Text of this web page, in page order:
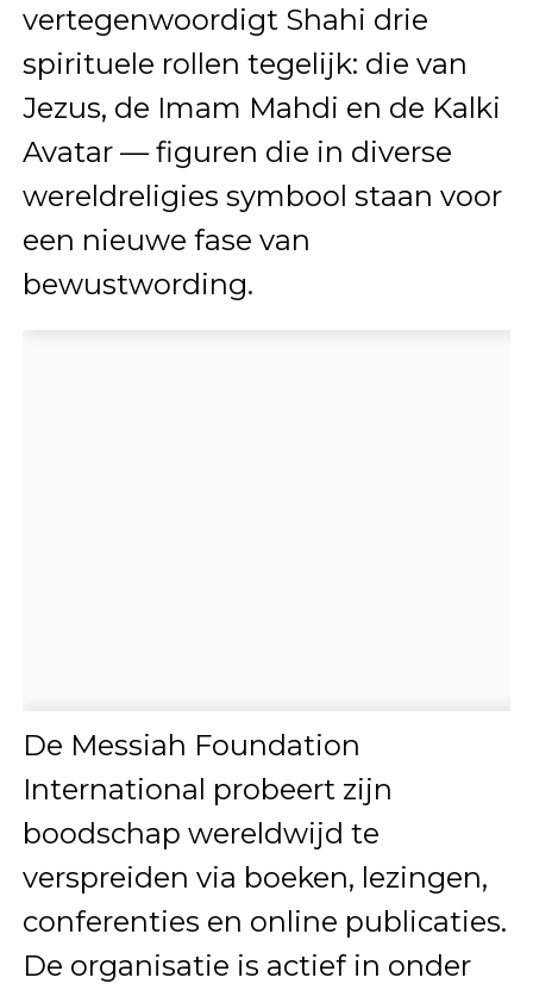
vertegenwoordigt Shahi drie
spirituele rollen tegelijk: die van
Jezus, de Imam Mahdi en de Kalki
Avatar — figuren die in diverse
wereldreligies symbool staan voor
een nieuwe fase van
bewustwording.
De Messiah Foundation
International probeert zijn
boodschap wereldwijd te
verspreiden via boeken, lezingen,
conferenties en online publicaties.
De organisatie is actief in onder